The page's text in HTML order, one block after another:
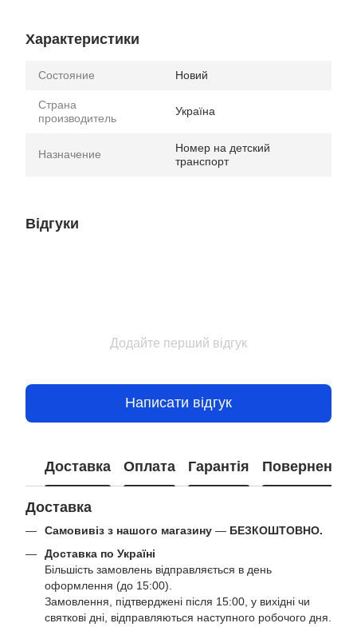
Характеристики
Состояние Новий
Страна
производитель
Україна
Назначение
Номер на детский
транспорт
Відгуки
Додайте перший відгук
Написати відгук
Доставка Оплата Гарантія Повернення
Доставка
Самовивіз з нашого магазину — БЕЗКОШТОВНО.
Доставка по Україні
Більшість замовлень відправляється в день
оформлення (до 15:00).
Замовлення, підтверджені після 15:00, у вихідні чи
святкові дні, відправляються наступного робочого дня.